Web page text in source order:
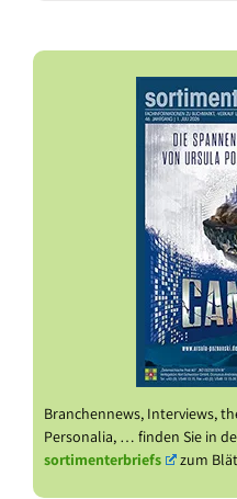
Branchennews, Interviews,
Personalia, … finden Sie in
sortimenterbriefs
zum